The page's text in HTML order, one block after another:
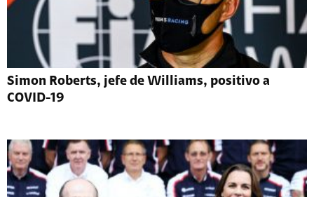
Simon Roberts, jefe de Williams, positivo a
COVID-19